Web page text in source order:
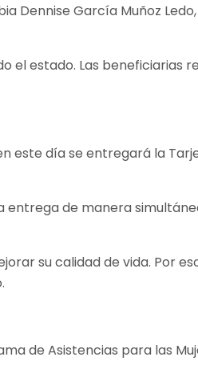
Dennise García Muñoz
estado. Las beneficiarias
este día se entregará la
de manera
su calidad de vida. Por
de Asistencias para las